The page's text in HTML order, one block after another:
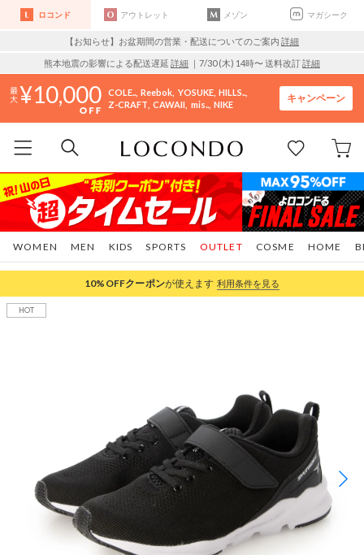
ロコンド アウトレット メゾン マガシーク
【お知らせ】お盆期間の営業・配送についてのご案内 詳細
熊本地震の影響による配送遅延 詳細 ｜7/30 (木) 14時〜 送料改訂詳細
10,000 COLE.. Reebok YOSUKE HILLS..
Z-CRAFT CAWAII mis.. NIKE
キャンペーン
WOMEN MEN KIDS SPORTS COSME HOME
OUTLET
10%OFFクーポンが使えます 利用条件を見る